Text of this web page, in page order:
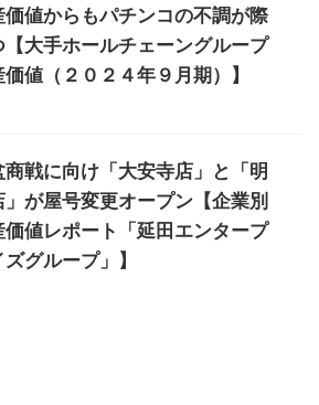
価値からもパチンコの不調が際
【大手ホールチェーングループ
価値（２０２４年９月期）】
商戦に向け「大安寺店」と「明
」が屋号変更オープン【企業別
価値レポート「延田エンタープ
グループ」】